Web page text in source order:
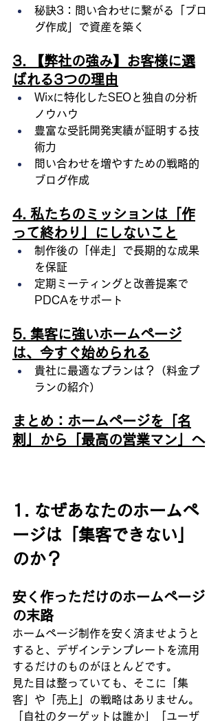
秘訣3：問い合わせに繋がる「ブロ
グ作成」で資産を築く
3. 【弊社の強み】お客様に選
ばれる3つの理由
Wixに特化したSEOと独自の分析
ノウハウ
豊富な受託開発実績が証明する技
術力
問い合わせを増やすための戦略的
ブログ作成
4. 私たちのミッションは「作
って終わり」にしないこと
制作後の「伴走」で長期的な成果
を保証
定期ミーティングと改善提案で
PDCAをサポート
5. 集客に強いホームページ
は、今すぐ始められる
貴社に最適なプランは？（料金プ
ランの紹介）
まとめ：ホームページを「名
刺」から「最高の営業マン」へ
1. なぜあなたのホームペ
ージは「集客できない」
のか？
安く作っただけのホームページ
の末路
ホームページ制作を安く済ませようと
すると、デザインテンプレートを流用
するだけのものがほとんどです。
見た目は整っていても、そこに「集
客」や「売上」の戦略はありません。
「自社のターゲットは誰か」「ユーザ